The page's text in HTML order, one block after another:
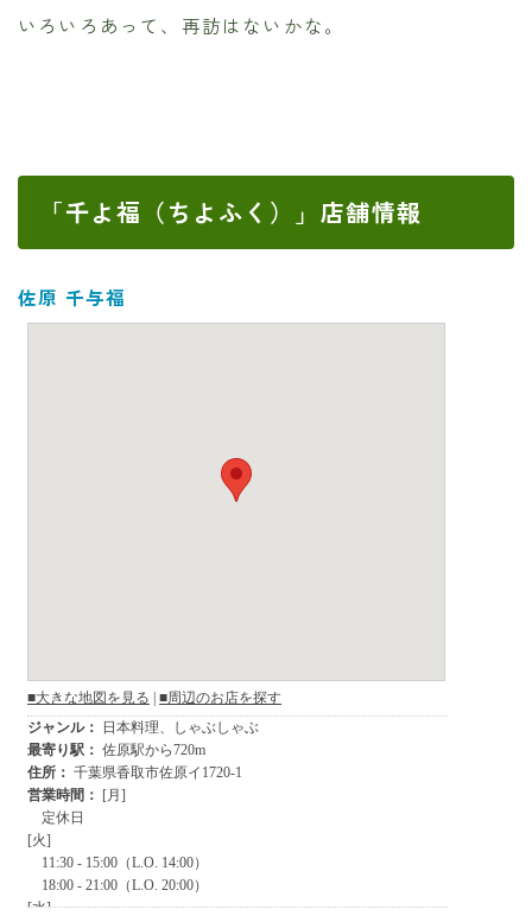
いろいろあって、再訪はないかな。
「千よ福（ちよふく）」店舗情報
佐原 千与福